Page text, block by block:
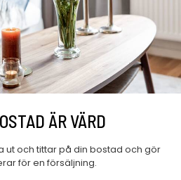
ÄR VÄRD
ut och tittar på din bostad och gör
för en försäljning.